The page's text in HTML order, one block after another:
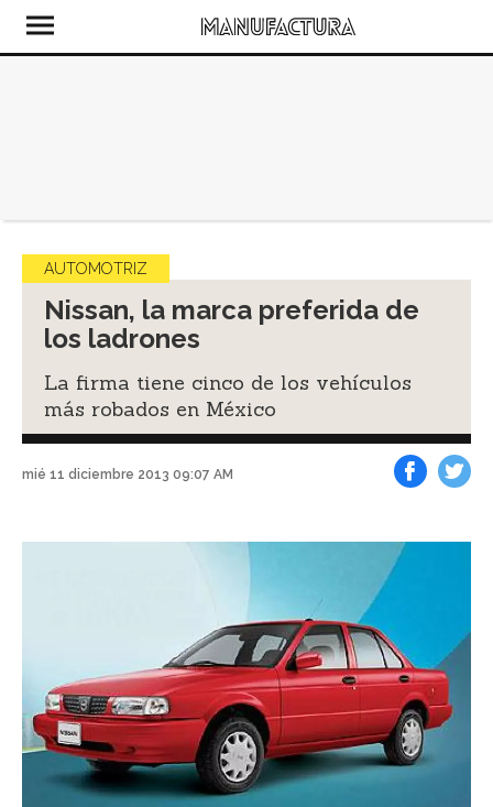
AUTOMOTRIZ
Nissan, la marca preferida de
los ladrones
La firma tiene cinco de los vehículos
más robados en México
mié 11 diciembre 2013 09:07 AM